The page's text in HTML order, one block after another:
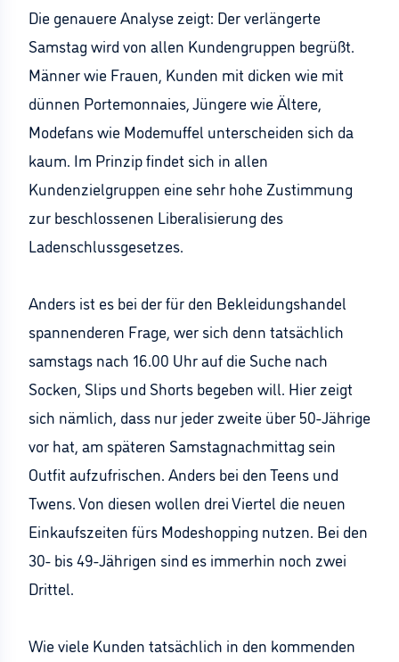
Die genauere Analyse zeigt: Der verlängerte
Samstag wird von allen Kundengruppen begrüßt.
Männer wie Frauen, Kunden mit dicken wie mit
dünnen Portemonnaies, Jüngere wie Ältere,
Modefans wie Modemuffel unterscheiden sich da
kaum. Im Prinzip findet sich in allen
Kundenzielgruppen eine sehr hohe Zustimmung
zur beschlossenen Liberalisierung des
Ladenschlussgesetzes.
Anders ist es bei der für den Bekleidungshandel
spannenderen Frage, wer sich denn tatsächlich
samstags nach 16.00 Uhr auf die Suche nach
Socken, Slips und Shorts begeben will. Hier zeigt
sich nämlich, dass nur jeder zweite über 50-Jährige
vor hat, am späteren Samstagnachmittag sein
Outfit aufzufrischen. Anders bei den Teens und
Twens. Von diesen wollen drei Viertel die neuen
Einkaufszeiten fürs Modeshopping nutzen. Bei den
30- bis 49-Jährigen sind es immerhin noch zwei
Drittel.
Wie viele Kunden tatsächlich in den kommenden